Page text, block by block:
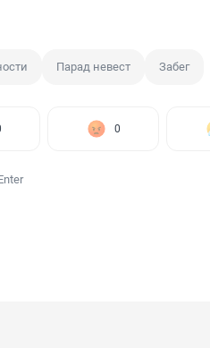
Парад невест Забег
0